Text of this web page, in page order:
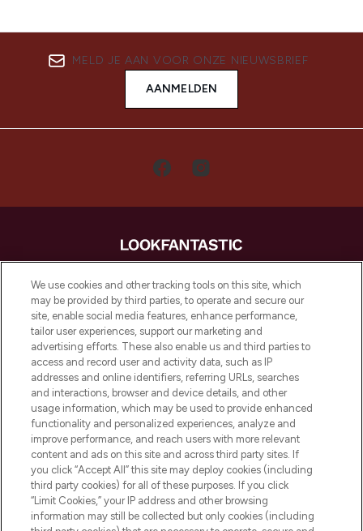
MELD JE AAN VOOR ONZE NIEUWSBRIEF
AANMELDEN
LOOKFANTASTIC is de ultieme online
beautybestemming van Europa, met de
beste huidverzorging, haarproducten en
make-up van meer dan 200 topmerken.
Shop online of via de app, met gratis
verzending vanaf €40.
Cookie-toestemming
Do Not Sell or Share My Personal
Information
HELP & INFORMATIE
BEDRIJFSINFORMATIE
We use cookies and other tracking tools on this site, which
may be provided by third parties, to operate and secure our
site, enable social media features, enhance performance,
tailor user experiences, support our marketing and
advertising efforts. These also enable us and third parties to
access and record user and activity data, such as IP
addresses and online identifiers, referring URLs, searches
and interactions, browser and device details, and other
usage information, which may be used to provide enhanced
functionality and personalized experiences, analyze and
improve performance, and reach users with more relevant
content and ads on this site and across third party sites. If
you click “Accept All” this site may deploy cookies (including
third party cookies) for all of these purposes. If you click
“Limit Cookies,” your IP address and other browsing
information may still be collected but only cookies (including